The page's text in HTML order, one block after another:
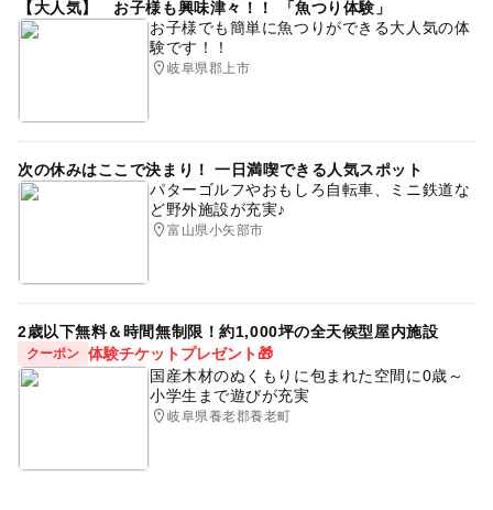
【大人気】 お子様も興味津々！！ 「魚つり体験」
お子様でも簡単に魚つりができる大人気の体
験です！！
岐阜県郡上市
次の休みはここで決まり！ 一日満喫できる人気スポット
パターゴルフやおもしろ自転車、ミニ鉄道な
ど野外施設が充実♪
富山県小矢部市
2歳以下無料＆時間無制限！約1,000坪の全天候型屋内施設
クーポン 体験チケットプレゼント🎁
国産木材のぬくもりに包まれた空間に0歳～
小学生まで遊びが充実
岐阜県養老郡養老町